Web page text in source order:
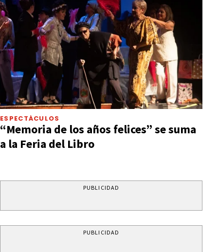
ESPECTÁCULOS
“Memoria de los años felices” se suma
a la Feria del Libro
PUBLICIDAD
PUBLICIDAD